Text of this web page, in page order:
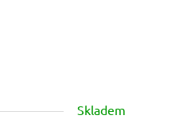
Skladem